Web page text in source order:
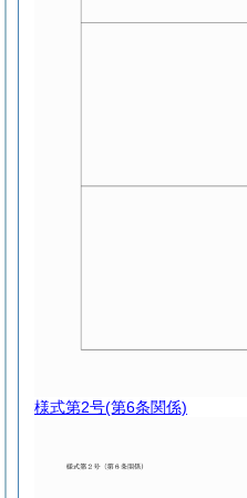
様式第2号(第6条関係)